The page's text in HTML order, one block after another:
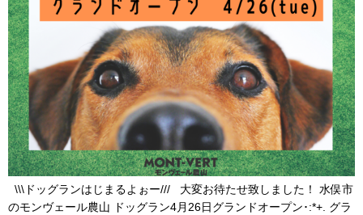
\\\ドッグランはじまるよぉー/// 大変お待たせ致しました！ 水俣市
のモンヴェール農山 ドッグラン4月26日グランドオープン･:*+. グラ